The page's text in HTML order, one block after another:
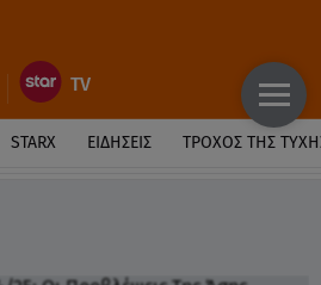
STARX ΕΙΔΉΣΕΙΣ ΤΡΟΧΌΣ ΤΗΣ